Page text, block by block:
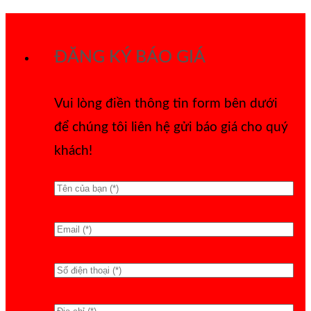
ĐĂNG KÝ BÁO GIÁ
Vui lòng điền thông tin form bên dưới
để chúng tôi liên hệ gửi báo giá cho quý
khách!